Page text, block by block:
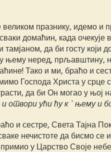
празнику, идемо и
домаћин, када очекује
тамјаном, да би госту
њему неред, прљавштину,
Тако и ми, браћо и
Господа Христа у срце
да би Он могао у њој
и отвори ући ћу к` њему и
и сестре, Света Тајна
нечистоте да бисмо
у Царство Своје